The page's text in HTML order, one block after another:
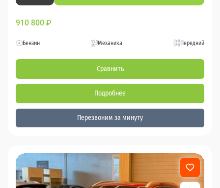
910 800 ₽
Бензин Механика Передний
Сравнить
Подробнее
Перезвоним за минуту